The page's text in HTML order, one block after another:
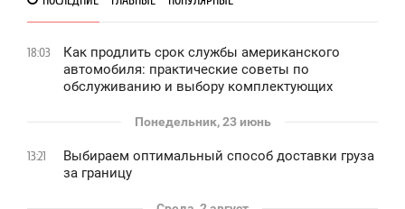
18:03
Как продлить срок службы американского
автомобиля: практические советы по
обслуживанию и выбору комплектующих
Понедельник, 23 июнь
13:21
Выбираем оптимальный способ доставки груза
за границу